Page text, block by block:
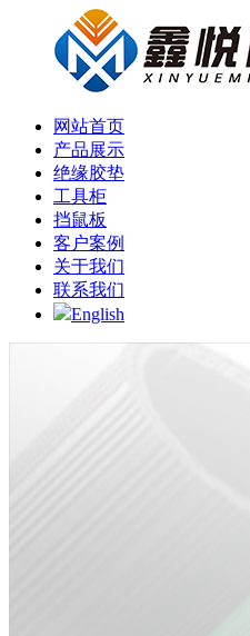
网站首页
产品展示
绝缘胶垫
工具柜
挡鼠板
客户案例
关于我们
联系我们
English